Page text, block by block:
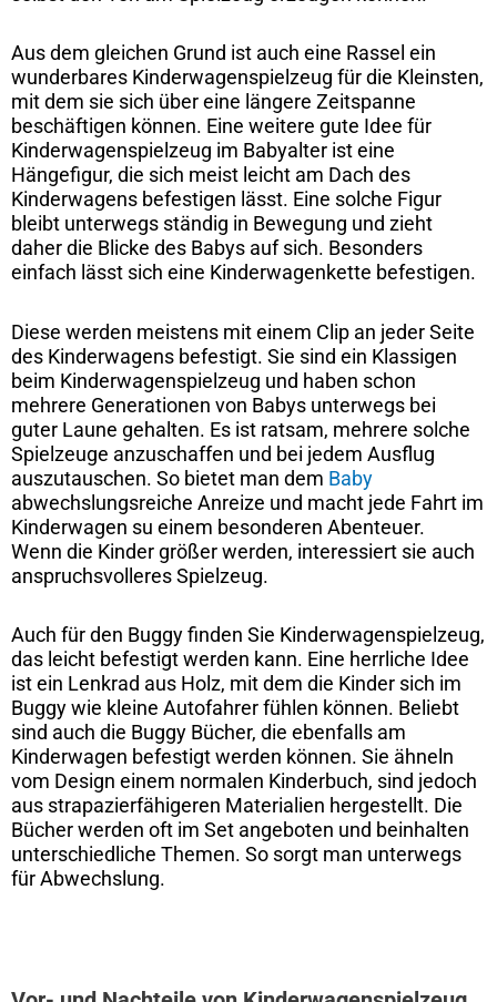
Aus dem gleichen Grund ist auch eine Rassel ein
wunderbares Kinderwagenspielzeug für die Kleinsten,
mit dem sie sich über eine längere Zeitspanne
beschäftigen können. Eine weitere gute Idee für
Kinderwagenspielzeug im Babyalter ist eine
Hängefigur, die sich meist leicht am Dach des
Kinderwagens befestigen lässt. Eine solche Figur
bleibt unterwegs ständig in Bewegung und zieht
daher die Blicke des Babys auf sich. Besonders
einfach lässt sich eine Kinderwagenkette befestigen.
Diese werden meistens mit einem Clip an jeder Seite
des Kinderwagens befestigt. Sie sind ein Klassigen
beim Kinderwagenspielzeug und haben schon
mehrere Generationen von Babys unterwegs bei
guter Laune gehalten. Es ist ratsam, mehrere solche
Spielzeuge anzuschaffen und bei jedem Ausflug
auszutauschen. So bietet man dem Baby
abwechslungsreiche Anreize und macht jede Fahrt im
Kinderwagen su einem besonderen Abenteuer.
Wenn die Kinder größer werden, interessiert sie auch
anspruchsvolleres Spielzeug.
Auch für den Buggy finden Sie Kinderwagenspielzeug,
das leicht befestigt werden kann. Eine herrliche Idee
ist ein Lenkrad aus Holz, mit dem die Kinder sich im
Buggy wie kleine Autofahrer fühlen können. Beliebt
sind auch die Buggy Bücher, die ebenfalls am
Kinderwagen befestigt werden können. Sie ähneln
vom Design einem normalen Kinderbuch, sind jedoch
aus strapazierfähigeren Materialien hergestellt. Die
Bücher werden oft im Set angeboten und beinhalten
unterschiedliche Themen. So sorgt man unterwegs
für Abwechslung.